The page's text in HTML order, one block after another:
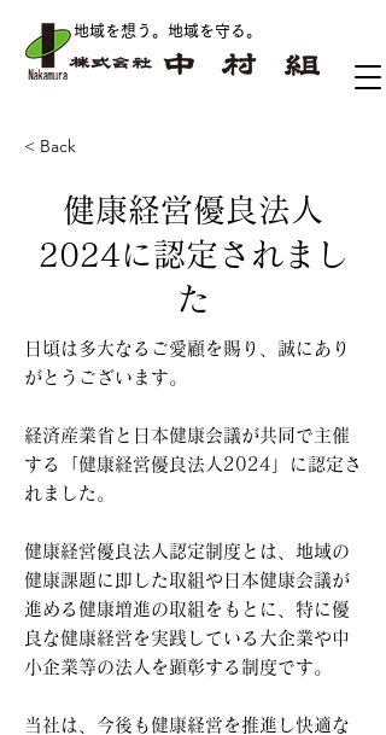
地域を想う。地域を守る 。
< Back
健康経営優良法人
2024に認定されまし
た
日頃は多大なるご愛顧を賜り、誠にあり
がとうございます。
経済産業省と日本健康会議が共同で主催
する「健康経営優良法人2024」に認定さ
れました。
健康経営優良法人認定制度とは、地域の
健康課題に即した取組や日本健康会議が
進める健康増進の取組をもとに、特に優
良な健康経営を実践している大企業や中
小企業等の法人を顕彰する制度です。
当社は、今後も健康経営を推進し快適な